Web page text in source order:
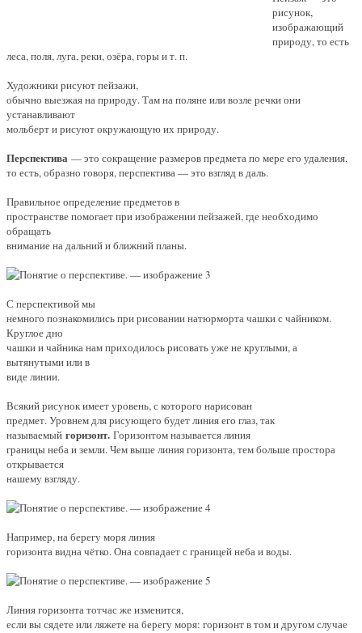
рисунок,
изображающий
природу, то есть
леса, поля, луга, реки, озёра, горы и т. п.
Художники рисуют пейзажи,
обычно выезжая на природу. Там на поляне или возле речки они
устанавливают
мольберт и рисуют ок­ружающую их природу.
Перспектива — это сокращение размеров предмета по мере его удаления,
то есть, образно говоря, перспектива — это взгляд в даль.
Правильное определение предметов в
пространстве помогает при изображении пейзажей, где необходимо
обращать
внимание на дальний и ближний планы.
С перспективой мы
немного познакомились при рисовании на­тюрморта чашки с чайником.
Круглое дно
чашки и чайника нам приходилось рисовать уже не круглыми, а
вытянутыми или в
виде линии.
Всякий рисунок имеет уровень, с которого нарисован
предмет. Уровнем для рисующего будет линия его глаз, так
называемый горизонт. Горизонтом называется линия
границы неба и земли. Чем выше линия горизонта, тем больше простора
открывается
нашему взгляду.
Например, на берегу моря линия
горизонта видна чётко. Она совпадает с границей неба и воды.
Линия горизонта тотчас же изменится,
если вы сядете или ля­жете на берегу моря: горизонт в том и другом случае